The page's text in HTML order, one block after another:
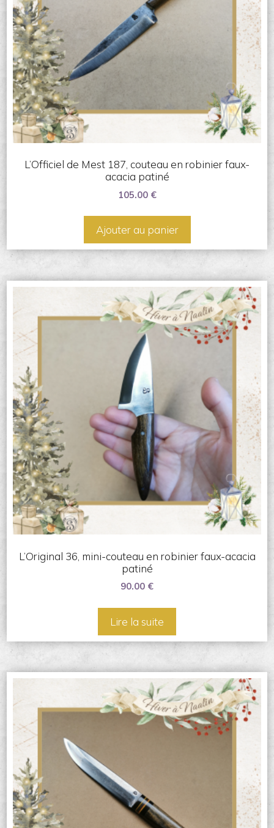
L’Officiel de Mest 187, couteau en robinier faux-
acacia patiné
105.00 €
Ajouter au panier
L’Original 36, mini-couteau en robinier faux-acacia
patiné
90.00 €
Lire la suite